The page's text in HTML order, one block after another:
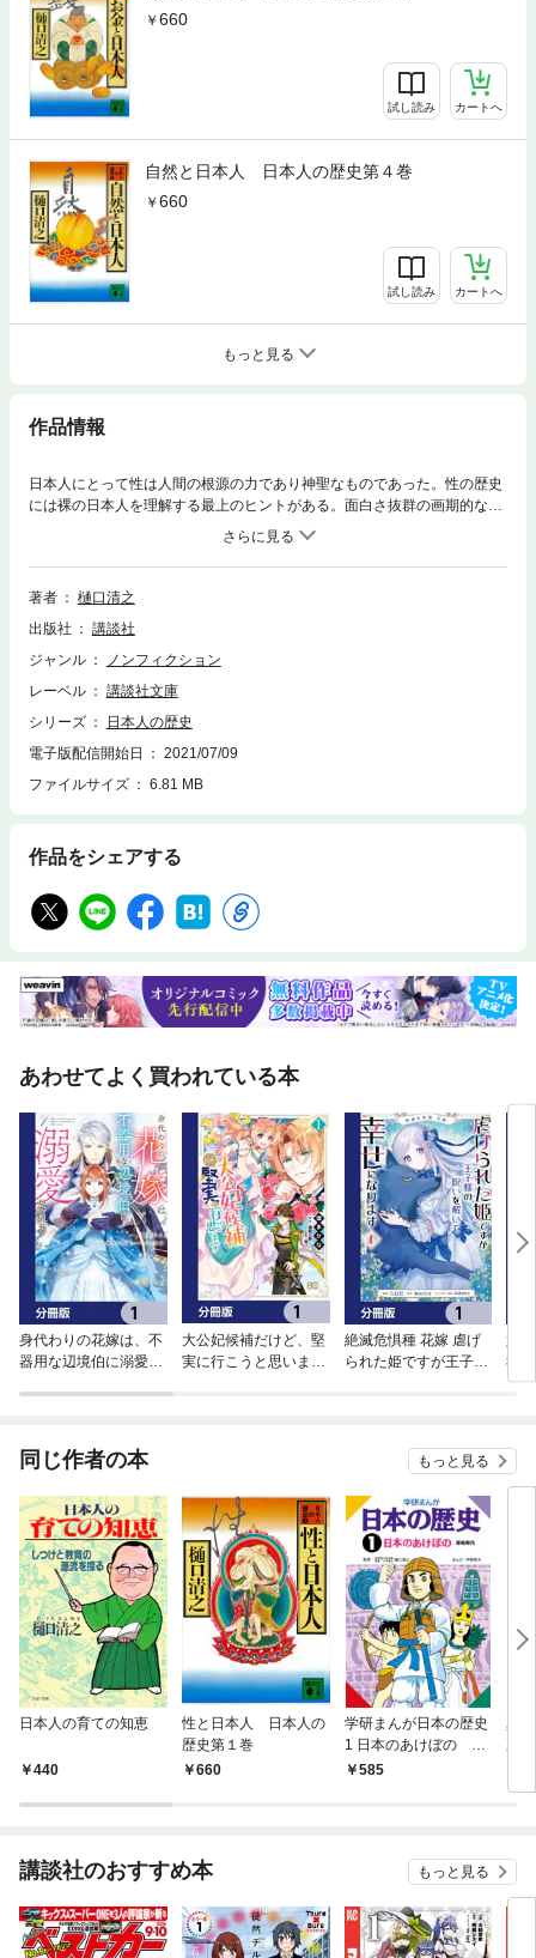
660
試し読み カートへ
自然と日本人 日本人の歴史第４巻
660
試し読み カートへ
もっと見る
作品情報
日本人にとって性は人間の根源の力であり神聖なものであった。性の歴史
には裸の日本人を理解する最上のヒントがある。面白さ抜群の画期的な日
本史――古代日本人は、「性」を人間と自然の繁栄の根源の力としてとら
え、その神秘的で不思議な力に霊性を感じ、それを生活の根本とする意識
をもっていた。そして、世界に冠たる恋愛小説『源氏物語』を生みだすほ
どの、性の先進国となった……。秀れた日本人の知的蓄積を該博な知識で
著者
樋口清之
出版社
講談社
ジャンル
ノンフィクション
レーベル
講談社文庫
シリーズ
日本人の歴史
電子版配信開始日
2021/07/09
ファイルサイズ
6.81 MB
作品をシェアする
あわせてよく買われている本
身代わりの花嫁は、不
器用な辺境伯に溺愛さ
大公妃候補だけど、堅
実に行こうと思います
絶滅危惧種 花嫁 虐げ
られた姫ですが王子様
婚
我
冊
同じ作者の本 もっと見る
日本人の育ての知恵
440
性と日本人 日本人の
歴史第１巻
660
学研まんが日本の歴史
1 日本のあけぼの 原
始時代
585
真
夏
講談社のおすすめ本 もっと見る